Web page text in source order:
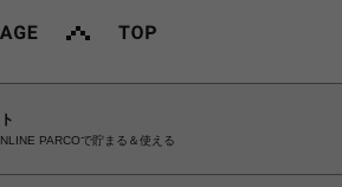
PARCOで貯まる＆使える